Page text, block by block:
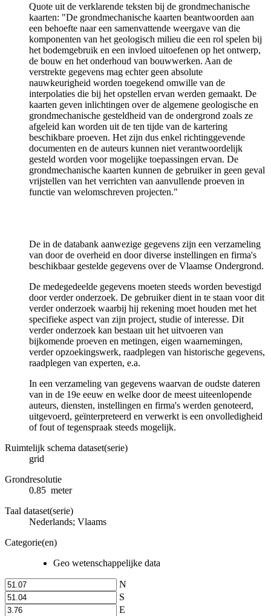
Quote uit de verklarende teksten bij de grondmechanische
kaarten: "De grondmechanische kaarten beantwoorden aan
een behoefte naar een samenvattende weergave van die
komponenten van het geologisch milieu die een rol spelen bij
het bodemgebruik en een invloed uitoefenen op het ontwerp,
de bouw en het onderhoud van bouwwerken. Aan de
verstrekte gegevens mag echter geen absolute
nauwkeurigheid worden toegekend omwille van de
interpolaties die bij het opstellen ervan werden gemaakt. De
kaarten geven inlichtingen over de algemene geologische en
grondmechanische gesteldheid van de ondergrond zoals ze
afgeleid kan worden uit de ten tijde van de kartering
beschikbare proeven. Het zijn dus enkel richtinggevende
documenten en de auteurs kunnen niet verantwoordelijk
gesteld worden voor mogelijke toepassingen ervan. De
grondmechanische kaarten kunnen de gebruiker in geen geval
vrijstellen van het verrichten van aanvullende proeven in
functie van welomschreven projecten."
De in de databank aanwezige gegevens zijn een verzameling
van door de overheid en door diverse instellingen en firma's
beschikbaar gestelde gegevens over de Vlaamse Ondergrond.
De medegedeelde gegevens moeten steeds worden bevestigd
door verder onderzoek. De gebruiker dient in te staan voor dit
verder onderzoek waarbij hij rekening moet houden met het
specifieke aspect van zijn project, studie of interesse. Dit
verder onderzoek kan bestaan uit het uitvoeren van
bijkomende proeven en metingen, eigen waarnemingen,
verder opzoekingswerk, raadplegen van historische gegevens,
raadplegen van experten, e.a.
In een verzameling van gegevens waarvan de oudste dateren
van in de 19e eeuw en welke door de meest uiteenlopende
auteurs, diensten, instellingen en firma's werden genoteerd,
uitgevoerd, geïnterpreteerd en verwerkt is een onvolledigheid
of fout of tegenspraak steeds mogelijk.
Ruimtelijk schema dataset(serie)
grid
Grondresolutie
0.85 meter
Taal dataset(serie)
Nederlands; Vlaams
Categorie(en)
Geo wetenschappelijke data
N
S
E